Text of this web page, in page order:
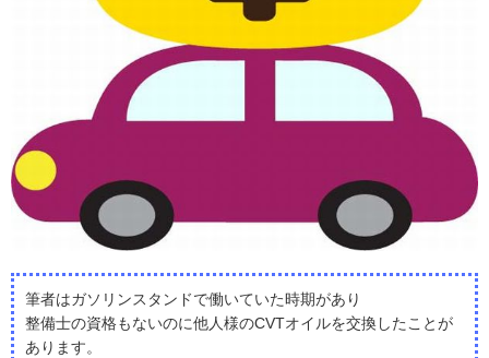
筆者はガソリンスタンドで働いていた時期があり
整備士の資格もないのに他人様のCVTオイルを交換したことが
あります。